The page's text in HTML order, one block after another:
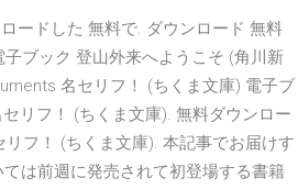
ードした 無料で. ダウンロード 無料
ブック 登山外来へようこそ (角川新
名セリフ！ (ちくま文庫) 電子ブ
リフ！ (ちくま文庫). 無料ダウンロー
フ！ (ちくま文庫). 本記事でお届けす
は前週に発売されて初登場する書籍